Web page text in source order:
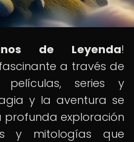
de Leyenda!
a través de
series y
y la aventura se
profunda exploración
y mitologías que